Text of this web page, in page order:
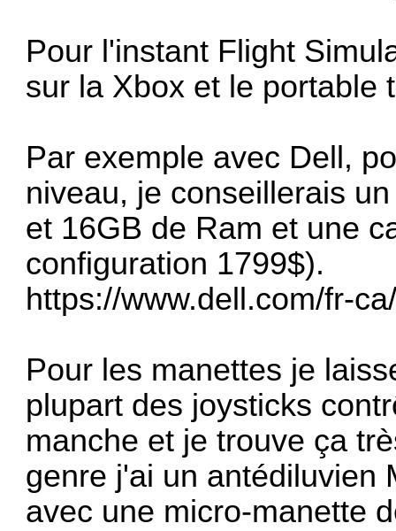
Pour l'instant Flight
sur la Xbox et le portable
Par exemple avec Dell,
niveau, je conseillerais
et 16GB de Ram et une
configuration 1799$).
https://www.dell.com/fr-
Pour les manettes je
plupart des joysticks
manche et je trouve ça
genre j'ai un antédiluvien
avec une micro-manette